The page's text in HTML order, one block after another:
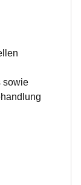
sowie